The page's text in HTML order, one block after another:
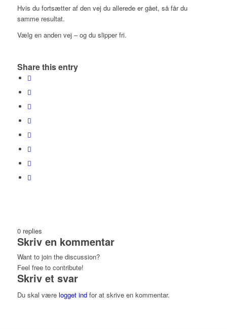
Hvis du fortsætter af den vej du allerede er gået, så får du
samme resultat.
Vælg en anden vej – og du slipper fri.
Share this entry
0 replies
Skriv en kommentar
Want to join the discussion?
Feel free to contribute!
Skriv et svar
Du skal være logget indfor at skrive en kommentar.